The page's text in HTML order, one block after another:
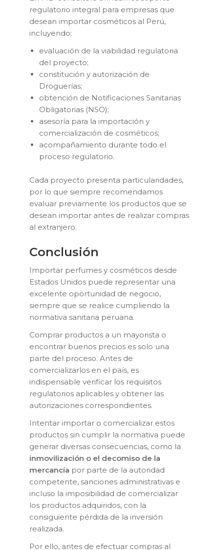
regulatorio integral para empresas que
desean importar cosméticos al Perú,
incluyendo:
evaluación de la viabilidad regulatoria
del proyecto;
constitución y autorización de
Droguerías;
obtención de Notificaciones Sanitarias
Obligatorias (NSO);
asesoría para la importación y
comercialización de cosméticos;
acompañamiento durante todo el
proceso regulatorio.
Cada proyecto presenta particularidades,
por lo que siempre recomendamos
evaluar previamente los productos que se
desean importar antes de realizar compras
al extranjero.
Conclusión
Importar perfumes y cosméticos desde
Estados Unidos puede representar una
excelente oportunidad de negocio,
siempre que se realice cumpliendo la
normativa sanitaria peruana.
Comprar productos a un mayorista o
encontrar buenos precios es solo una
parte del proceso. Antes de
comercializarlos en el país, es
indispensable verificar los requisitos
regulatorios aplicables y obtener las
autorizaciones correspondientes.
Intentar importar o comercializar estos
productos sin cumplir la normativa puede
generar diversas consecuencias, como la
inmovilización o el decomiso de la
mercancía por parte de la autoridad
competente, sanciones administrativas e
incluso la imposibilidad de comercializar
los productos adquiridos, con la
consiguiente pérdida de la inversión
realizada.
Por ello, antes de efectuar compras al